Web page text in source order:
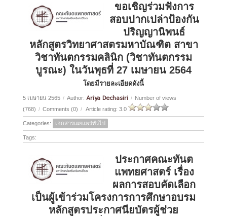
ขอเชิญร่วมฟังการ
สอบปากเปล่าป้องกัน
ปริญญานิพนธ์
หลักสูตรวิทยาศาสตรมหาบัณฑิต สาขา
วิชาทันตกรรมคลินิก (วิชาทันตกรรม
บูรณะ) ในวันพุธที่ 27 เมษายน 2564
โดยมีรายละเอียดดังนี้
5 เมษายน 2565 / Author: Ariya Dechasiri / Number of views
(768) / Comments (0) / Article rating: 3.0
Categories: เอกสารเผยแพร่ทั่วไป
Tags:
ประกาศคณะทันต
แพทยศาสตร์ เรื่อง
ผลการสอบคัดเลือก
เป็นผู้เข้าร่วมโครงการการศึกษาอบรม
หลักสูตรประกาศนียบัตรผู้ช่วย